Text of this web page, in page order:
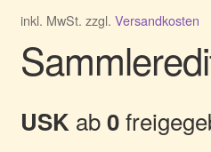
inkl. MwSt. zzgl. Versandkosten
USK ab0